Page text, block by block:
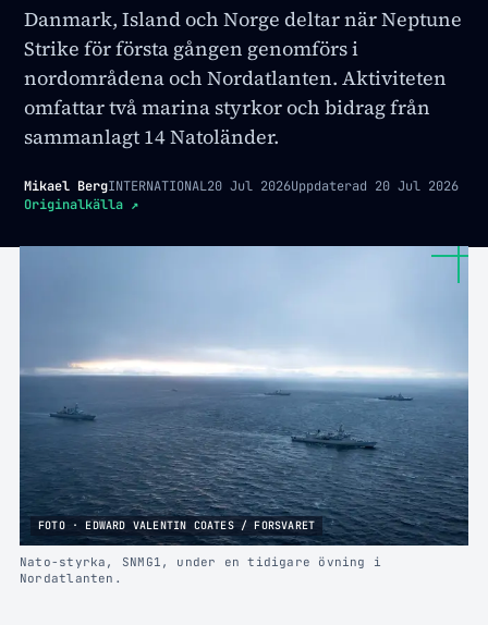
Danmark, Island och Norge deltar när Neptune
Strike för första gången genomförs i
nordområdena och Nordatlanten. Aktiviteten
omfattar två marina styrkor och bidrag från
sammanlagt 14 Natoländer.
Mikael BergINTERNATIONAL20 Jul 2026Uppdaterad 20 Jul 2026
Originalkälla ↗
FOTO · EDWARD VALENTIN COATES / FORSVARET
Nato-styrka, SNMG1, under en tidigare övning i
Nordatlanten.